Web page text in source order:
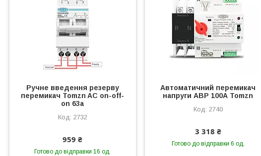
Ручне введення резерву
перемикач Tomzn AC on-off-
on 63а
2732
959 ₴
Готово до відправки 16 од.
Автоматичний перемикач
напруги АВР 100А Tomzn
2740
3 318 ₴
Готово до відправки 6 од.